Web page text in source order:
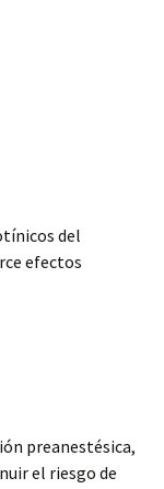
del
efectos
preanestésica,
el riesgo de